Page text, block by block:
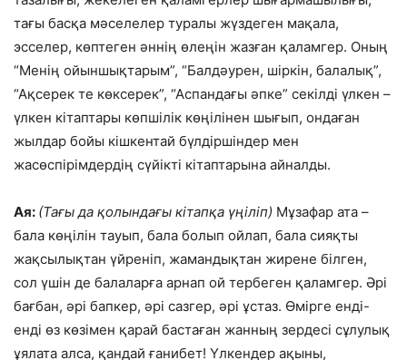
тағы басқа мәселелер туралы жүздеген мақала,
эсселер, көптеген әннің өлеңін жазған қаламгер. Оның
“Менің ойыншықтарым”, “Балдәурен, шіркін, балалық”,
“Ақсерек те көксерек”, “Аспандағы әпке” секілді үлкен –
үлкен кітаптары көпшілік көңілінен шығып, ондаған
жылдар бойы кішкентай бүлдіршіндер мен
жасөспірімдердің сүйікті кітаптарына айналды.
Ая: (Тағы да қолындағы кітапқа үңіліп) Мұзафар ата –
бала көңілін тауып, бала болып ойлап, бала сияқты
жақсылықтан үйреніп, жамандықтан жирене білген,
сол үшін де балаларға арнап ой тербеген қаламгер. Әрі
бағбан, әрі бапкер, әрі сазгер, әрі ұстаз. Өмірге енді-
енді өз көзімен қарай бастаған жанның зердесі сұлулық
ұялата алса, қандай ғанибет! Үлкендер ақыны,